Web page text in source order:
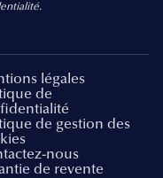
légales
de
de gestion des
nous
de revente